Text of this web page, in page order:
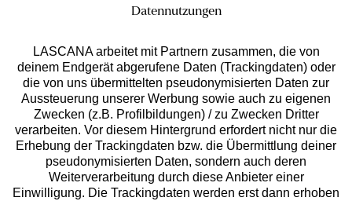
Services
Beratung
Über uns
Datennutzungen
LASCANA arbeitet mit Partnern zusammen, die von
deinem Endgerät abgerufene Daten (Trackingdaten) oder
die von uns übermittelten pseudonymisierten Daten zur
Aussteuerung unserer Werbung sowie auch zu eigenen
Zwecken (z.B. Profilbildungen) / zu Zwecken Dritter
verarbeiten. Vor diesem Hintergrund erfordert nicht nur die
Erhebung der Trackingdaten bzw. die Übermittlung deiner
pseudonymisierten Daten, sondern auch deren
Weiterverarbeitung durch diese Anbieter einer
Einwilligung. Die Trackingdaten werden erst dann erhoben